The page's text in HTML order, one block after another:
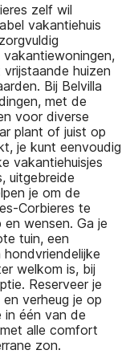
zelf wil
vakantiehuis
huizen
Bij Belvilla
met de
voor diverse
plant of juist op
je kunt eenvoudig
vakantiehuisjes
uitgebreide
je om de
Corbieres te
wensen. Ga je
tuin, een
welkom is, bij
Reserveer je
verheug je op
in één van de
alle comfort
zon.